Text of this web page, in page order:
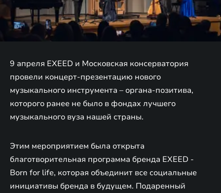
9 апреля EXEED и Московская консерватория
провели концерт-презентацию нового
музыкального инструмента – органа-позитива,
которого ранее не было в фондах лучшего
музыкального вуза нашей страны.
Этим мероприятием была открыта
благотворительная программа бренда EXEED -
Born for life, которая объединит все социальные
инициативы бренда в будущем. Подаренный